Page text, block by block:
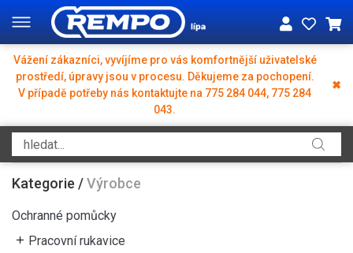
✖
Vážení zákazníci, vyvíjíme pro vás komfortnější uživatelské
prostředí, úpravy jsou v procesu. Děkujeme za pochopení.
V případě potřeby nás kontaktujte na 775 284 044, 775 284
043.
Kategorie /Výrobce
Ochranné pomůcky
Pracovní rukavice